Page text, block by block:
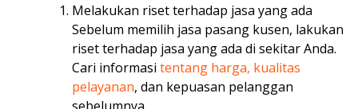
Melakukan riset terhadap jasa yang ada
Sebelum memilih jasa pasang kusen, lakukan
riset terhadap jasa yang ada di sekitar Anda.
Cari informasi tentang harga, kualitas
pelayanan, dan kepuasan pelanggan